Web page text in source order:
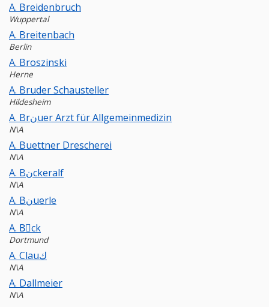
A. Breidenbruch
Wuppertal
A. Breitenbach
Berlin
A. Broszinski
Herne
A. Bruder Schausteller
Hildesheim
A. Brنuer Arzt für Allgemeinmedizin
N\A
A. Buettner Drescherei
N\A
A. Bنckeralf
N\A
A. Bنuerle
N\A
A. Bِck
Dortmund
A. Clauك
N\A
A. Dallmeier
N\A